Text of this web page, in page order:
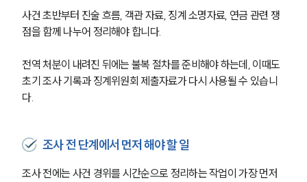
사건 초반부터 진술 흐름, 객관 자료, 징계 소명자료, 연금 관련 쟁
점을 함께 나누어 정리해야 합니다.
전역 처분이 내려진 뒤에는 불복 절차를 준비해야 하는데, 이때도
초기 조사 기록과 징계위원회 제출자료가 다시 사용될 수 있습니
다.
조사 전 단계에서 먼저 해야 할 일
조사 전에는 사건 경위를 시간순으로 정리하는 작업이 가장 먼저